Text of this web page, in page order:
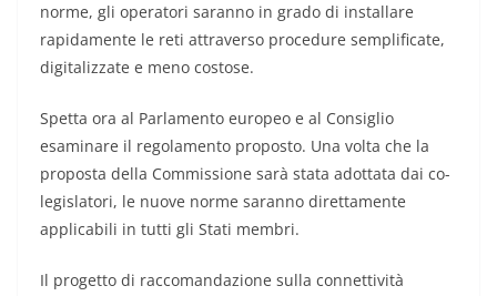
norme, gli operatori saranno in grado di installare
rapidamente le reti attraverso procedure semplificate,
digitalizzate e meno costose.
Spetta ora al Parlamento europeo e al Consiglio
esaminare il regolamento proposto. Una volta che la
proposta della Commissione sarà stata adottata dai co-
legislatori, le nuove norme saranno direttamente
applicabili in tutti gli Stati membri.
Il progetto di raccomandazione sulla connettività